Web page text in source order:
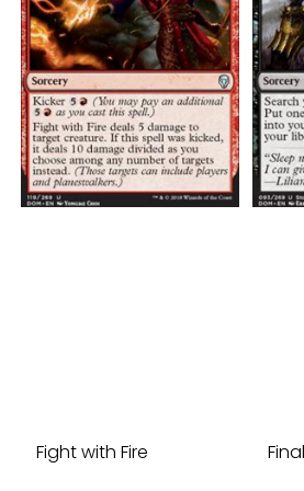
Fight with Fire